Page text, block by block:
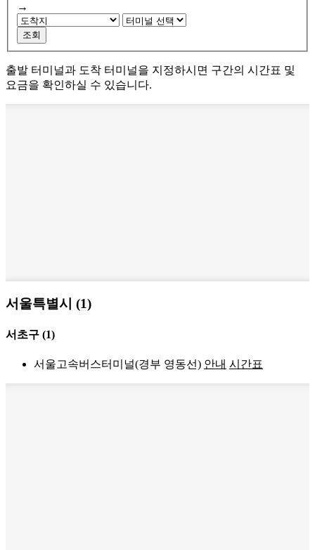
→
조회
출발 터미널과 도착 터미널을 지정하시면 구간의 시간표 및
요금을 확인하실 수 있습니다.
서울특별시 (1)
서초구 (1)
서울고속버스터미널(경부 영동선) 안내 시간표